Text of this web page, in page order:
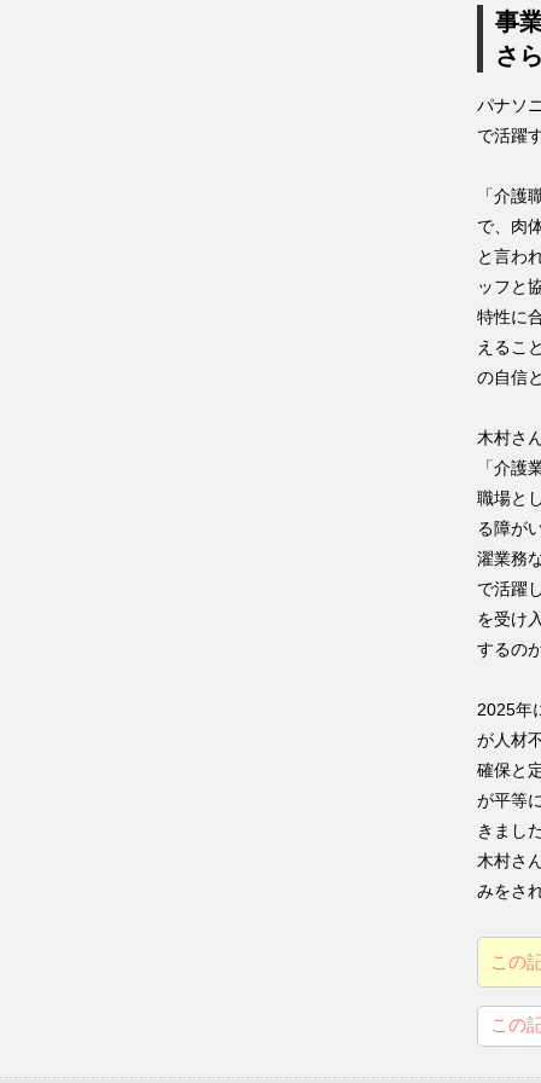
事
さ
パナソ
で活躍
「介護
で、肉
と言わ
ッフと
特性に
えるこ
の自信
木村さ
「介護
職場と
る障が
濯業務
で活躍
を受け
するの
2025年
が人材
確保と
が平等
きまし
木村さ
みをさ
この
この